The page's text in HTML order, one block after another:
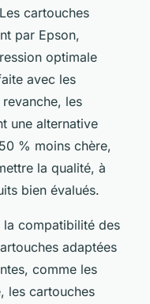
cartouches
par Epson,
optimale
avec les
les
une alternative
% moins chère,
la qualité, à
bien évalués.
la compatibilité des
adaptées
comme les
les cartouches